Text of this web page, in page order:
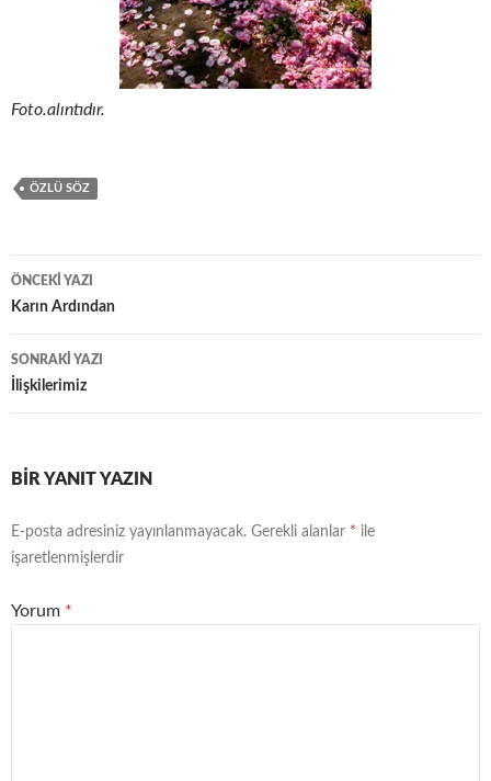
Foto.alıntıdır.
ÖZLÜ SÖZ
Yazı
dolaşımı
ÖNCEKI YAZI
Karın Ardından
SONRAKI YAZI
İlişkilerimiz
BIR YANIT YAZIN
E-posta adresiniz yayınlanmayacak. Gerekli alanlar * ile
işaretlenmişlerdir
Yorum *